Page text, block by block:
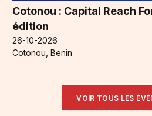
Cotonou : Capital Reach
édition
26-10-2026
Cotonou, Benin
VOIR TOUS LES